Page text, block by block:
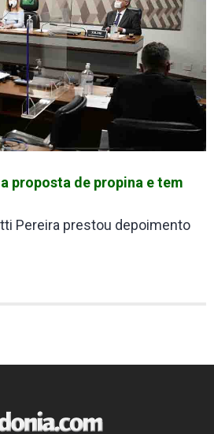
proposta de propina e tem
Pereira prestou depoimento